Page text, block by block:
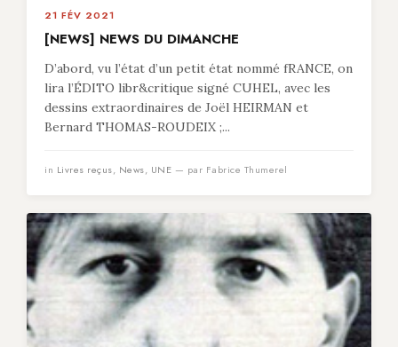
21 FÉV 2021
[NEWS] NEWS DU DIMANCHE
D’abord, vu l’état d’un petit état nommé fRANCE, on
lira l’ÉDITO libr&critique signé CUHEL, avec les
dessins extraordinaires de Joël HEIRMAN et
Bernard THOMAS-ROUDEIX ;...
in Livres reçus, News, UNE — par Fabrice Thumerel